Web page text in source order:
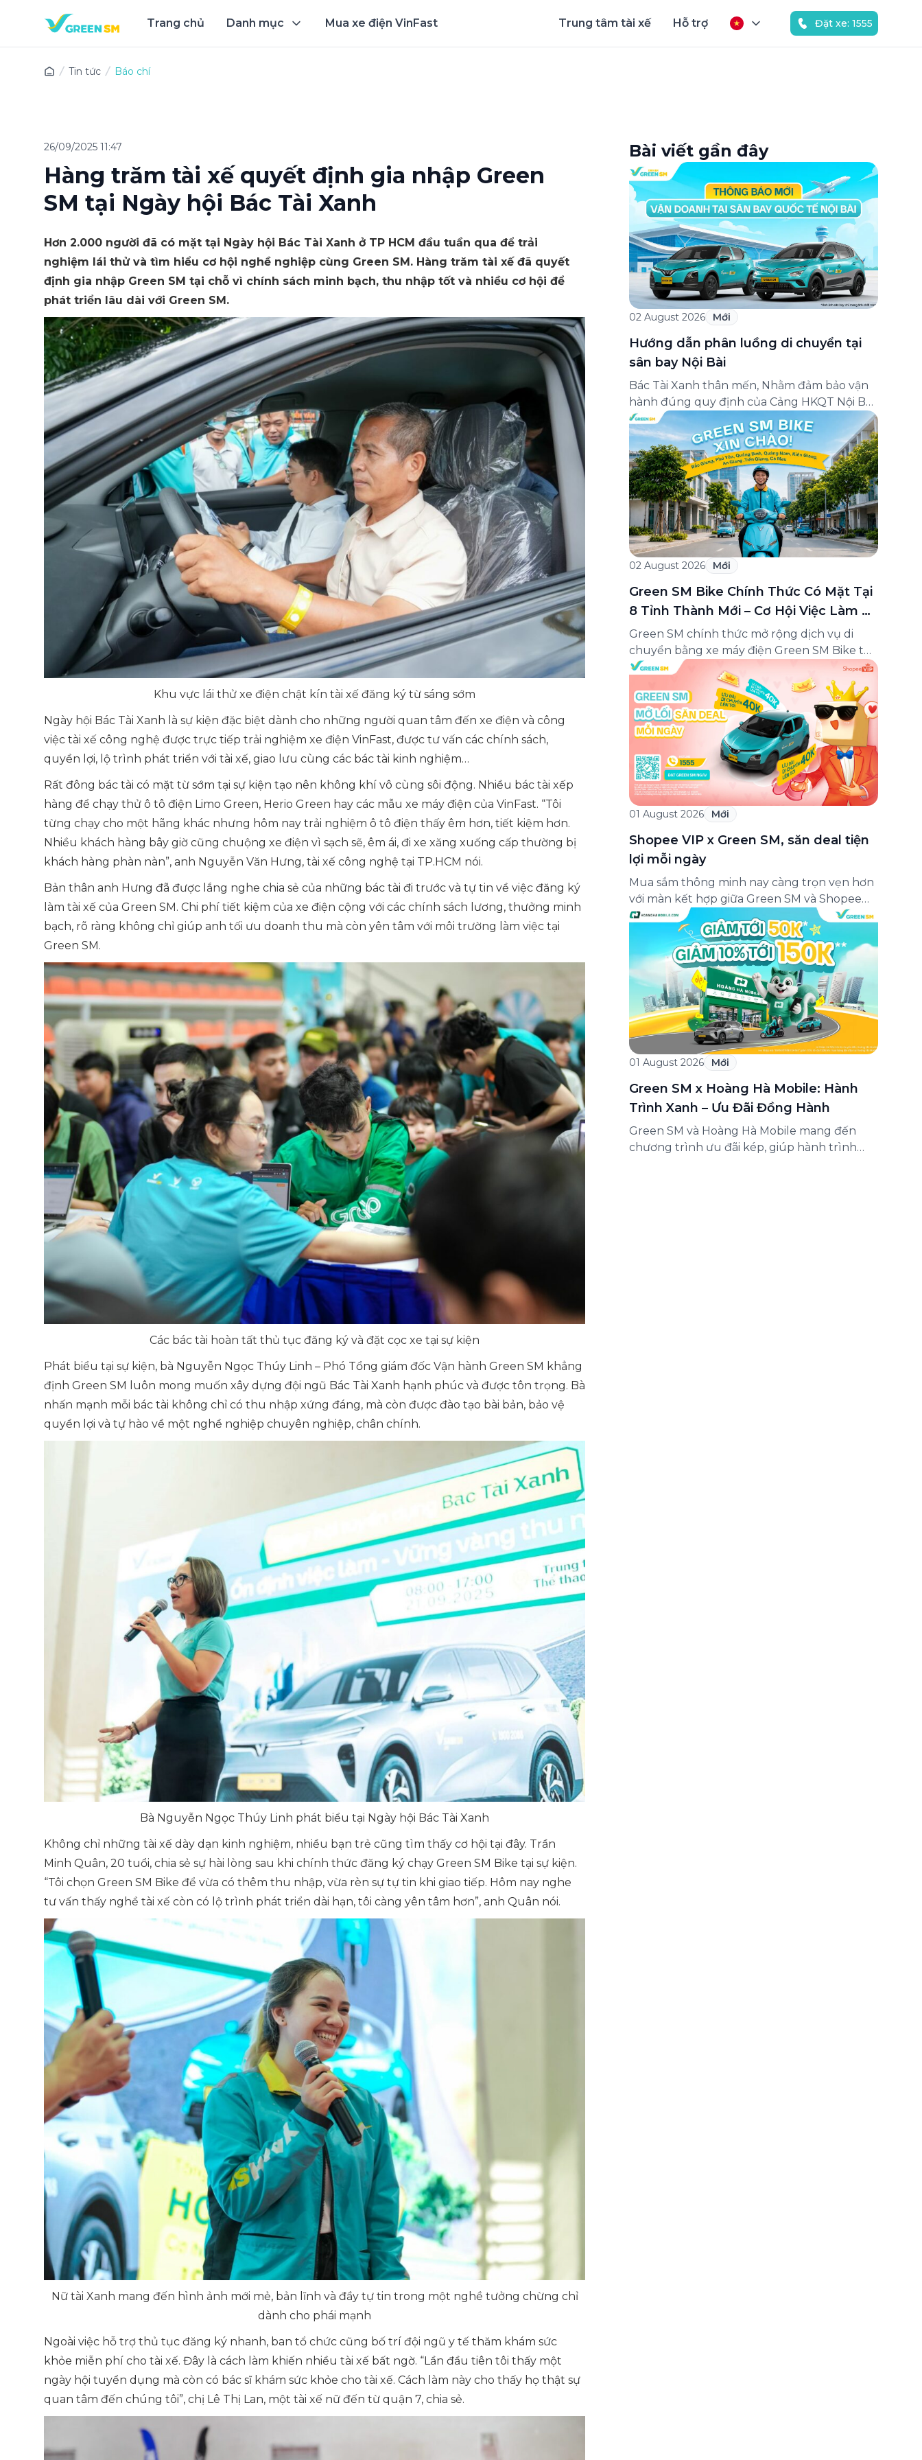
Trang chủ Danh mục Mua xe điện VinFast Trung tâm tài xế Hỗ trợ Đặt xe: 1555
Tin tức Báo chí
26/09/2025 11:47
Hàng trăm tài xế quyết định gia nhập Green
SM tại Ngày hội Bác Tài Xanh
Hơn 2.000 người đã có mặt tại Ngày hội Bác Tài Xanh ở TP HCM đầu tuần qua để trải
nghiệm lái thử và tìm hiểu cơ hội nghề nghiệp cùng Green SM. Hàng trăm tài xế đã quyết
định gia nhập Green SM tại chỗ vì chính sách minh bạch, thu nhập tốt và nhiều cơ hội để
phát triển lâu dài với Green SM.
Khu vực lái thử xe điện chật kín tài xế đăng ký từ sáng sớm
Ngày hội Bác Tài Xanh là sự kiện đặc biệt dành cho những người quan tâm đến xe điện và công
việc tài xế công nghệ được trực tiếp trải nghiệm xe điện VinFast, được tư vấn các chính sách,
quyền lợi, lộ trình phát triển với tài xế, giao lưu cùng các bác tài kinh nghiệm…
Rất đông bác tài có mặt từ sớm tại sự kiện tạo nên không khí vô cùng sôi động. Nhiều bác tài xếp
hàng để chạy thử ô tô điện Limo Green, Herio Green hay các mẫu xe máy điện của VinFast. “Tôi
từng chạy cho một hãng khác nhưng hôm nay trải nghiệm ô tô điện thấy êm hơn, tiết kiệm hơn.
Nhiều khách hàng bây giờ cũng chuộng xe điện vì sạch sẽ, êm ái, đi xe xăng xuống cấp thường bị
khách hàng phàn nàn”, anh Nguyễn Văn Hưng, tài xế công nghệ tại TP.HCM nói.
Bản thân anh Hưng đã được lắng nghe chia sẻ của những bác tài đi trước và tự tin về việc đăng ký
làm tài xế của Green SM. Chi phí tiết kiệm của xe điện cộng với các chính sách lương, thưởng minh
bạch, rõ ràng không chỉ giúp anh tối ưu doanh thu mà còn yên tâm với môi trường làm việc tại
Green SM.
Các bác tài hoàn tất thủ tục đăng ký và đặt cọc xe tại sự kiện
Phát biểu tại sự kiện, bà Nguyễn Ngọc Thúy Linh – Phó Tổng giám đốc Vận hành Green SM khẳng
định Green SM luôn mong muốn xây dựng đội ngũ Bác Tài Xanh hạnh phúc và được tôn trọng. Bà
nhấn mạnh mỗi bác tài không chỉ có thu nhập xứng đáng, mà còn được đào tạo bài bản, bảo vệ
quyền lợi và tự hào về một nghề nghiệp chuyên nghiệp, chân chính.
Bà Nguyễn Ngọc Thúy Linh phát biểu tại Ngày hội Bác Tài Xanh
Không chỉ những tài xế dày dạn kinh nghiệm, nhiều bạn trẻ cũng tìm thấy cơ hội tại đây. Trần
Minh Quân, 20 tuổi, chia sẻ sự hài lòng sau khi chính thức đăng ký chạy Green SM Bike tại sự kiện.
“Tôi chọn Green SM Bike để vừa có thêm thu nhập, vừa rèn sự tự tin khi giao tiếp. Hôm nay nghe
tư vấn thấy nghề tài xế còn có lộ trình phát triển dài hạn, tôi càng yên tâm hơn”, anh Quân nói.
Nữ tài Xanh mang đến hình ảnh mới mẻ, bản lĩnh và đầy tự tin trong một nghề tưởng chừng chỉ
dành cho phái mạnh
Ngoài việc hỗ trợ thủ tục đăng ký nhanh, ban tổ chức cũng bố trí đội ngũ y tế thăm khám sức
khỏe miễn phí cho tài xế. Đây là cách làm khiến nhiều tài xế bất ngờ. “Lần đầu tiên tôi thấy một
ngày hội tuyển dụng mà còn có bác sĩ khám sức khỏe cho tài xế. Cách làm này cho thấy họ thật sự
quan tâm đến chúng tôi”, chị Lê Thị Lan, một tài xế nữ đến từ quận 7, chia sẻ.
Bài viết gần đây
02 August 2026 Mới
Hướng dẫn phân luồng di chuyển tại
sân bay Nội Bài
Bác Tài Xanh thân mến, Nhằm đảm bảo vận
hành đúng quy định của Cảng HKQT Nội Bài
áp dụng từ 07h00 ngày 03/08/2026, Green
SM gửi tới Bác Tài Xanh hướng dẫn phân
luồng di chuyển quan trọng như sau: ✈️
NHÀ GA T2 (QUỐC TẾ) ✅ ĐÓN KHÁCH –
Hành khách sử dụng ứng dụng […]
02 August 2026 Mới
Green SM Bike Chính Thức Có Mặt Tại
8 Tỉnh Thành Mới – Cơ Hội Việc Làm &
Bứt Phá Thu Nhập Dành Cho Bạn!
Green SM chính thức mở rộng dịch vụ di
chuyển bằng xe máy điện Green SM Bike tới
8 tỉnh thành mới bao gồm: Bắc Giang, Phú
Yên, Quảng Bình, Quảng Nam, Kiên Giang,
An Giang, Tiền Giang và Cà Mau. Đây là bước
đi quan trọng trong chiến lược phủ xanh
giao thông toàn […]
01 August 2026 Mới
Shopee VIP x Green SM, săn deal tiện
lợi mỗi ngày
Mua sắm thông minh nay càng trọn vẹn hơn
với màn kết hợp giữa Green SM và Shopee
VIP. Không chỉ tận hưởng những đặc quyền
mua sắm hấp dẫn, thành viên Shopee VIP
còn có thêm ưu đãi di chuyển tiện lợi, giúp
hành trình đến trung tâm thương mại, cửa
hàng trở nên […]
01 August 2026 Mới
Green SM x Hoàng Hà Mobile: Hành
Trình Xanh – Ưu Đãi Đồng Hành
Green SM và Hoàng Hà Mobile mang đến
chương trình ưu đãi kép, giúp hành trình